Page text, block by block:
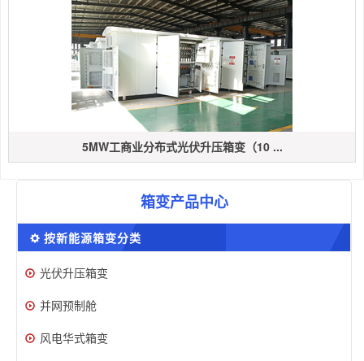
5MW工商业分布式光伏升压箱变（10 ...
箱变产品中心
按新能源箱变分类
光伏升压箱变
并网预制舱
风电华式箱变